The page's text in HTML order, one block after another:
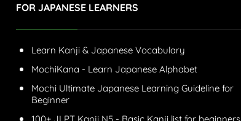
FOR JAPANESE LEARNERS
Learn Kanji & Japanese Vocabulary
MochiKana - Learn Japanese Alphabet
Mochi Ultimate Japanese Learning Guideline for
Beginner